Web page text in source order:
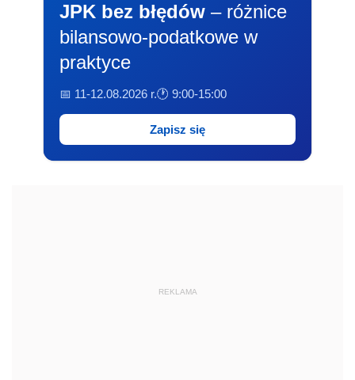
JPK bez błędów – różnice
bilansowo-podatkowe w
praktyce
📅 11-12.08.2026 r.🕐 9:00-15:00
Zapisz się
REKLAMA